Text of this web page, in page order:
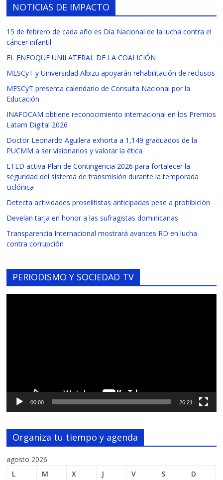
NOTICIAS DE IMPACTO
15 de febrero de cada año es Día Nacional de la lucha contra el
cáncer infantil
EL ENFOQUE UNILATERAL DE LA COALICIÓN
MESCyT y Universidad Albizu apoyarán rehabilitación de reclusos
MESCyT presenta calendario de Consulta Nacional por la
Educación
INAFOCAM obtiene reconocimiento internacional en los Premios
Latam Digital 2026
Doctor Leonardo Aguilera exhorta a 1,149 graduados de la
PUCMM a ser visionarios y valorar la ética
ETED activa Plan de Contingencia 2026 para fortalecer la
seguridad del sistema de transmisión durante la temporada
ciclónica
Detecta actividades proselitistas anticipadas pese a prohibición
Develan tarja en honor a las sufragistas dominicanas
Transparencia Internacional mostrará avances RD en lucha
contra corrupción
PERIODISMO Y SOCIEDAD TV
00:00 26:21
Organiza tu tiempo y agenda
agosto 2026
L
M X J V S
D